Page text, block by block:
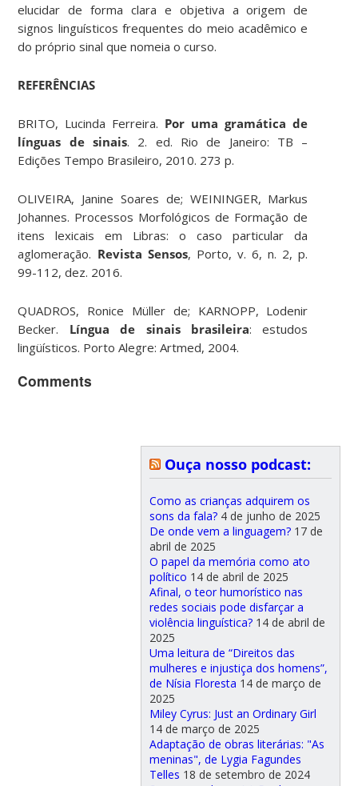
elucidar de forma clara e objetiva a origem de
signos linguísticos frequentes do meio acadêmico e
do próprio sinal que nomeia o curso.
REFERÊNCIAS
BRITO, Lucinda Ferreira. Por uma gramática de
línguas de sinais. 2. ed. Rio de Janeiro: TB –
Edições Tempo Brasileiro, 2010. 273 p.
OLIVEIRA, Janine Soares de; WEININGER, Markus
Johannes. Processos Morfológicos de Formação de
itens lexicais em Libras: o caso particular da
aglomeração. Revista Sensos, Porto, v. 6, n. 2, p.
99-112, dez. 2016.
QUADROS, Ronice Müller de; KARNOPP, Lodenir
Becker. Língua de sinais brasileira: estudos
lingüísticos. Porto Alegre: Artmed, 2004.
Comments
Ouça nosso podcast:
Como as crianças adquirem os
sons da fala? 4 de junho de 2025
De onde vem a linguagem? 17 de
abril de 2025
O papel da memória como ato
político 14 de abril de 2025
Afinal, o teor humorístico nas
redes sociais pode disfarçar a
violência linguística? 14 de abril de
2025
Uma leitura de “Direitos das
mulheres e injustiça dos homens”,
de Nísia Floresta 14 de março de
2025
Miley Cyrus: Just an Ordinary Girl
14 de março de 2025
Adaptação de obras literárias: "As
meninas", de Lygia Fagundes
Telles 18 de setembro de 2024